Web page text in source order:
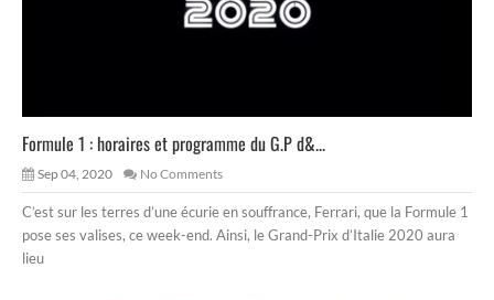
Formule 1 : horaires et programme du G.P d&...
Sep 04, 2020 No Comments
C’est sur les terres d’une écurie en souffrance, Ferrari, que la Formule 1
pose ses valises, ce week-end. Ainsi, le Grand-Prix d’Italie 2020 aura
lieu